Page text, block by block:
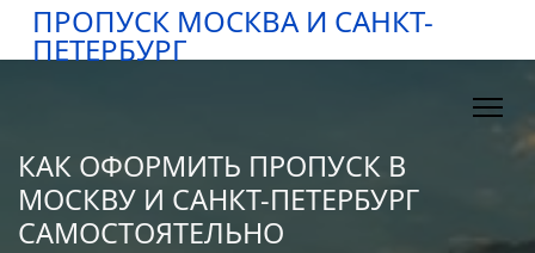
ПРОПУСК МОСКВА И САНКТ-
ПЕТЕРБУРГ
КАК ОФОРМИТЬ ПРОПУСК В
МОСКВУ И САНКТ-ПЕТЕРБУРГ
САМОСТОЯТЕЛЬНО